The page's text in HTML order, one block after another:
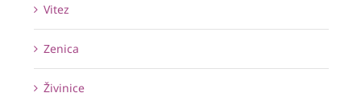
Vitez
Zenica
Živinice